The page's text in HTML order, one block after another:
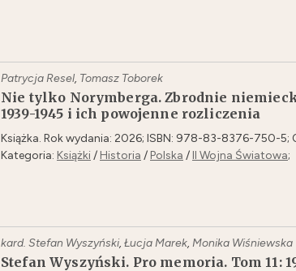
Patrycja Resel, Tomasz Toborek
Nie tylko Norymberga. Zbrodnie
1939-1945 i ich powojenne rozliczenia
Książka. Rok wydania: 2026; ISBN: 978-83-8376-750-5;
Kategoria: Książki/ Historia / Polska / II Wojna Światowa;
kard. Stefan Wyszyński, Łucja Marek, Monika Wiśniewska
Stefan Wyszyński. Pro memoria. Tom 11: